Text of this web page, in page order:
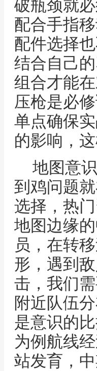
破瓶颈就
配合手指
配件选择
结合自己
组合才能
压枪是必
单点确保
的影响，
地图意
到鸡问题
选择，热
地图边缘
员，在转
形，遇到
击，我们
附近队伍
是意识的
为例航线
站发育，